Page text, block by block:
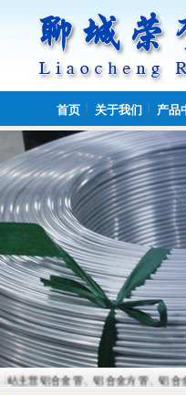
首页 关于我们 产品
营铝合金管、铝合金方管、铝合金